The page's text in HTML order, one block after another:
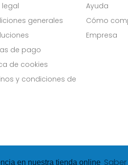
en nuestra tienda online
legal
generales
de pago
de cookies
y condiciones de
Ayuda
Cómo
Empresa